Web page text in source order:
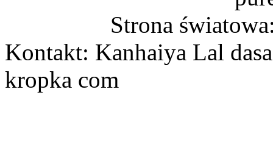
Strona
Kontakt: Kanhaiya Lal
kropka com